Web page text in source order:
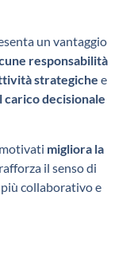
un vantaggio
responsabilità
strategiche e
carico decisionale
migliora la
il senso di
collaborativo e